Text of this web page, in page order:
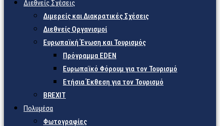
Διεθνείς Σχέσεις
Διμερείς και Διακρατικές Σχέσεις
Διεθνείς Οργανισμοί
Ευρωπαϊκή Ένωση και Τουρισμός
Πρόγραμμα EDEN
Ευρωπαϊκό Φόρουμ για τον Τουρισμό
Ετήσια Έκθεση για τον Τουρισμό
BREXIT
Πολυμέσα
Φωτογραφίες